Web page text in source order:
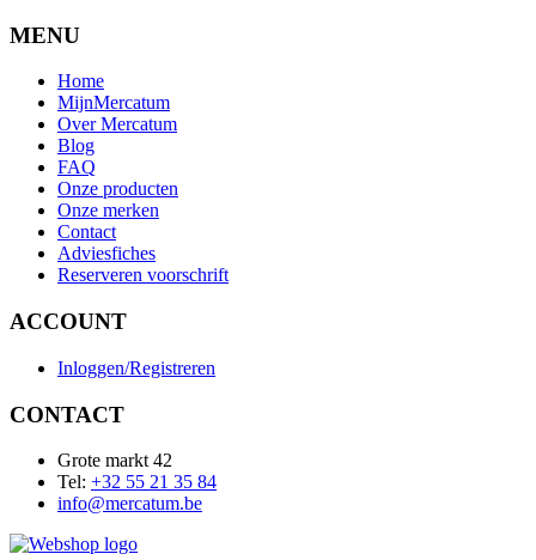
MENU
Home
MijnMercatum
Over Mercatum
Blog
FAQ
Onze producten
Onze merken
Contact
Adviesfiches
Reserveren voorschrift
ACCOUNT
Inloggen/Registreren
CONTACT
Grote markt 42
Tel: +32 55 21 35 84
info@mercatum.be